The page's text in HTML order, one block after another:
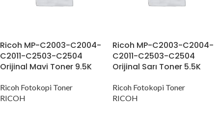
Ricoh MP-C2003-C2004-
C2011-C2503-C2504
Orijinal Mavi Toner 9.5K
Ricoh Fotokopi Toner
RICOH
Ricoh MP-C2003-C2004-
C2011-C2503-C2504
Orijinal Sarı Toner 5.5K
Ricoh Fotokopi Toner
RICOH